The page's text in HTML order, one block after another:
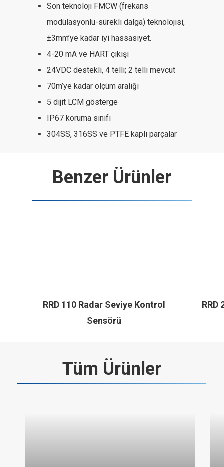
Son teknoloji FMCW (frekans
modülasyonlu-sürekli dalga) teknolojisi,
±3mm’ye kadar iyi hassasiyet.
4-20 mA ve HART çıkışı
24VDC destekli, 4 telli; 2 telli mevcut
70m’ye kadar ölçüm aralığı
5 dijit LCM gösterge
IP67 koruma sınıfı
304SS, 316SS ve PTFE kaplı parçalar
Benzer Ürünler
RRD 110 Radar Seviye Kontrol
Sensörü
RRD
Tüm Ürünler